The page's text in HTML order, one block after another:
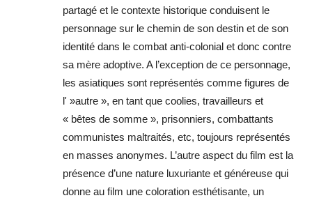
partagé et le contexte historique conduisent le
personnage sur le chemin de son destin et de son
identité dans le combat anti-colonial et donc contre
sa mère adoptive. A l’exception de ce personnage,
les asiatiques sont représentés comme figures de
l' »autre », en tant que coolies, travailleurs et
« bêtes de somme », prisonniers, combattants
communistes maltraités, etc, toujours représentés
en masses anonymes. L’autre aspect du film est la
présence d’une nature luxuriante et généreuse qui
donne au film une coloration esthétisante, un